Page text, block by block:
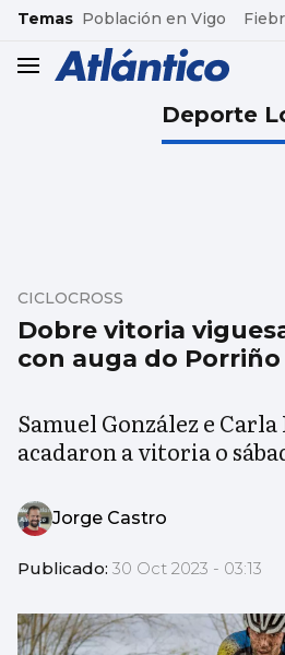
common.go-to-content
Temas Población en Vigo
header.menu.open
Deporte
Dobre vitoria
con auga do Porriño
CICLOCROSS
Samuel González e
acadaron a vitoria o
Jorge Castro
Publicado: 30 Oct 2023 - 03:13